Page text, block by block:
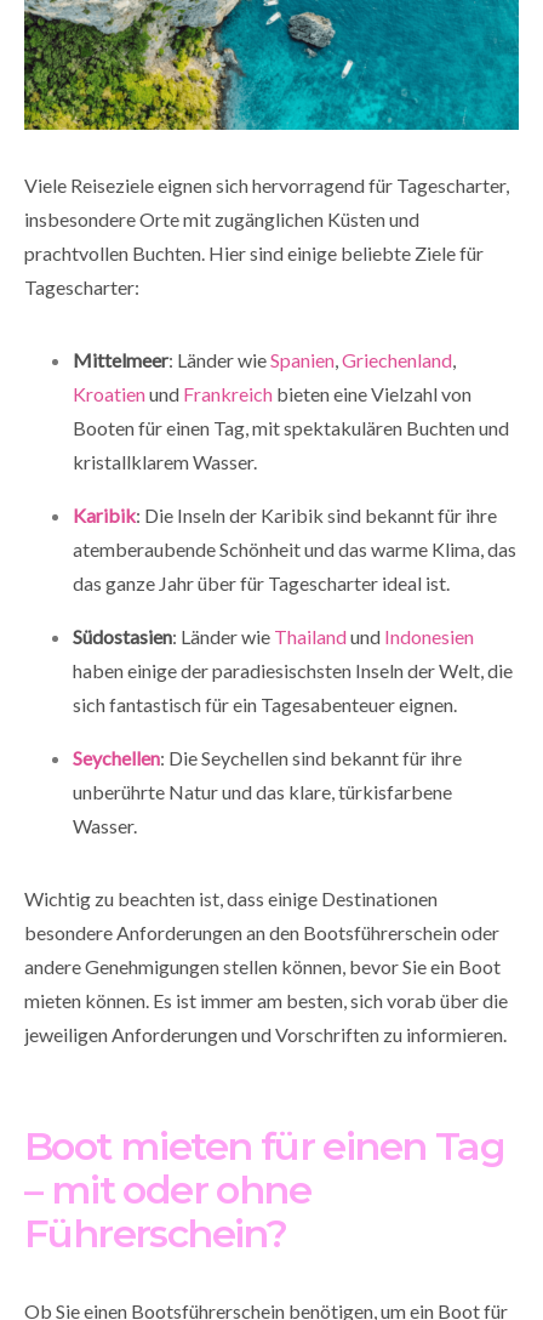
Viele Reiseziele eignen sich hervorragend für Tagescharter,
insbesondere Orte mit zugänglichen Küsten und
prachtvollen Buchten. Hier sind einige beliebte Ziele für
Tagescharter:
Mittelmeer: Länder wieSpanien,Griechenland,
Kroatienund Frankreich bieten eine Vielzahl von
Booten für einen Tag, mit spektakulären Buchten und
kristallklarem Wasser.
Karibik: Die Inseln der Karibik sind bekannt für ihre
atemberaubende Schönheit und das warme Klima, das
das ganze Jahr über für Tagescharter ideal ist.
Südostasien: Länder wie Thailandund Indonesien
haben einige der paradiesischsten Inseln der Welt, die
sich fantastisch für ein Tagesabenteuer eignen.
Seychellen: Die Seychellen sind bekannt für ihre
unberührte Natur und das klare, türkisfarbene
Wasser.
Wichtig zu beachten ist, dass einige Destinationen
besondere Anforderungen an den Bootsführerschein oder
andere Genehmigungen stellen können, bevor Sie ein Boot
mieten können. Es ist immer am besten, sich vorab über die
jeweiligen Anforderungen und Vorschriften zu informieren.
Boot mieten für einen Tag
– mit oder ohne
Führerschein?
Ob Sie einen Bootsführerschein benötigen, um ein Boot für